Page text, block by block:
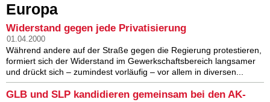
Europa
Widerstand gegen jede Privatisierung
01.04.2000
Während andere auf der Straße gegen die Regierung protestieren,
formiert sich der Widerstand im Gewerkschaftsbereich langsamer
und drückt sich – zumindest vorläufig – vor allem in diversen...
GLB und SLP kandidieren gemeinsam bei den AK-